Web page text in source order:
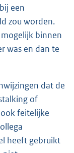
een
zou worden.
binnen
was en dan te
dat de
of
feitelijke
heeft gebruikt